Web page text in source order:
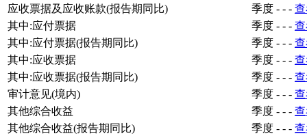
应收票据及应收账款(报告期同比)
季度 - - -
其中:应付票据
季度 - - -
其中:应付票据(报告期同比)
季度 - - -
其中:应收票据
季度 - - -
其中:应收票据(报告期同比)
季度 - - -
审计意见(境内)
季度 - - -
其他综合收益
季度 - - -
其他综合收益(报告期同比)
季度 - - -